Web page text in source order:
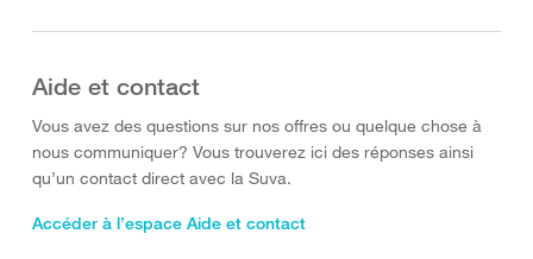
Aide et contact
Vous avez des questions sur nos offres ou quelque chose à
nous communiquer? Vous trouverez ici des réponses ainsi
qu’un contact direct avec la Suva.
Accéder à l’espace Aide et contact